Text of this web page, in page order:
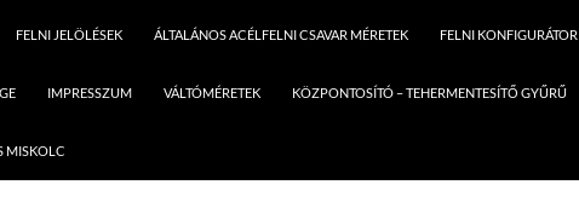
FELNI JELÖLÉSEK ÁLTALÁNOS ACÉLFELNI CSAVAR MÉRETEK FELNI KONFIGURÁTOR
IMPRESSZUM VÁLTÓMÉRETEK KÖZPONTOSÍTÓ – TEHERMENTESÍTŐ GYŰRŰ
MISKOLC